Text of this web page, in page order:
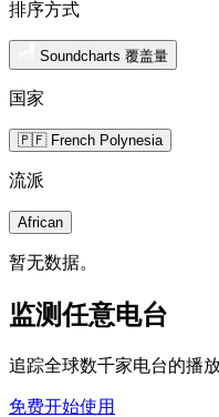
排序方式
Soundcharts 覆盖量
国家
🇵🇫 French Polynesia
流派
African
暂无数据。
监测任意电台
追踪全球数千家电台的播
免费开始使用